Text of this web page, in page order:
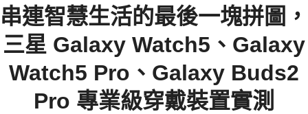
串連智慧生活的最後一塊拼圖，
三星 Galaxy Watch5、Galaxy
Watch5 Pro、Galaxy Buds2
Pro 專業級穿戴裝置實測